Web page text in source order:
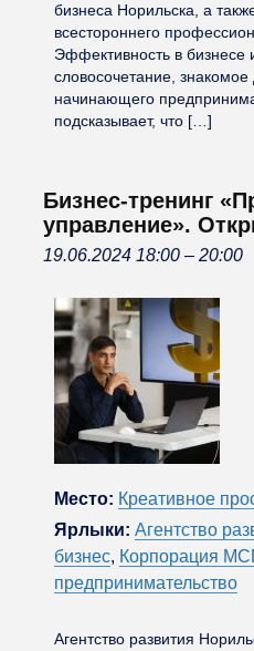
бизнеса Норильска, а
всестороннего
Эффективность в бизнесе
словосочетание,
начинающего
подсказывает, что […]
Бизнес-тренинг
управление».
19.06.2024 18:00 – 20:00
Место: Креативное
Ярлыки: Агентство
бизнес, Корпорация
предпринимательство
Агентство развития